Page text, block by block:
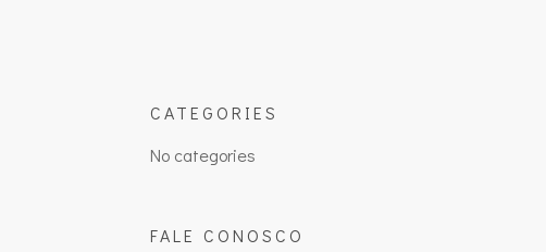
CATEGORIES
No categories
FALE CONOSCO